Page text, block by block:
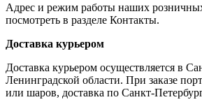
Адрес и режим работы наших
посмотреть в разделе Контакты.
Доставка курьером
Доставка курьером осуществляется в
Ленинградской области. При заказе
или шаров, доставка по Санкт-